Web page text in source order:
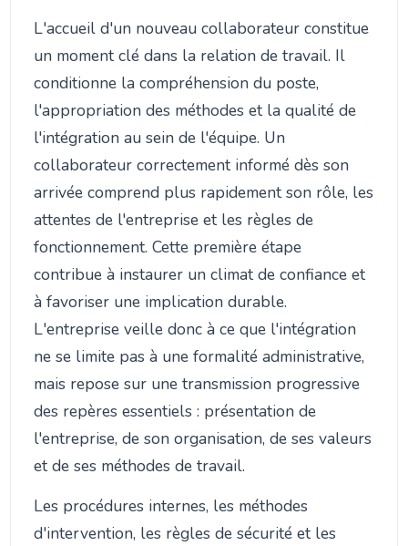
L'accueil d'un nouveau collaborateur constitue
un moment clé dans la relation de travail. Il
conditionne la compréhension du poste,
l'appropriation des méthodes et la qualité de
l'intégration au sein de l'équipe. Un
collaborateur correctement informé dès son
arrivée comprend plus rapidement son rôle, les
attentes de l'entreprise et les règles de
fonctionnement. Cette première étape
contribue à instaurer un climat de confiance et
à favoriser une implication durable.
L'entreprise veille donc à ce que l'intégration
ne se limite pas à une formalité administrative,
mais repose sur une transmission progressive
des repères essentiels : présentation de
l'entreprise, de son organisation, de ses valeurs
et de ses méthodes de travail.
Les procédures internes, les méthodes
d'intervention, les règles de sécurité et les